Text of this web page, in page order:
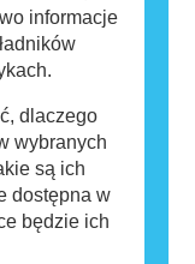
informacje
dlaczego
wybranych
są ich
dostępna w
będzie ich